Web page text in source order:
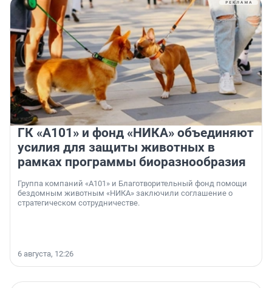
ГК «А101» и фонд «НИКА» объединяют
усилия для защиты животных в
рамках программы биоразнообразия
Группа компаний «А101» и Благотворительный фонд помощи
бездомным животным «НИКА» заключили соглашение о
стратегическом сотрудничестве.
6 августа, 12:26